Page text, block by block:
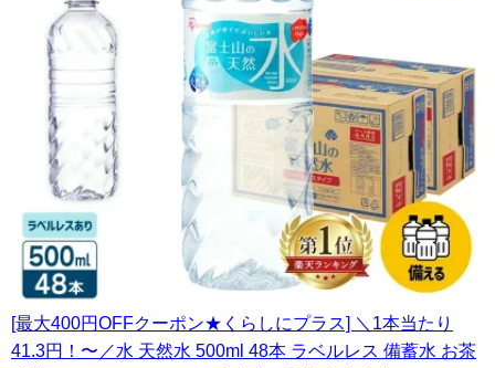
[最大400円OFFクーポン★くらしにプラス] ＼1本当たり
41.3円！〜／水 天然水 500ml 48本 ラベルレス 備蓄水 お茶